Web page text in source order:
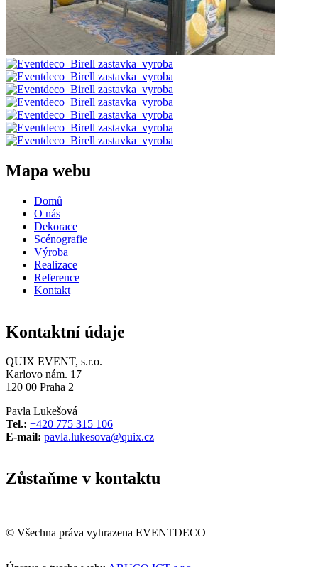
Mapa webu
Domů
O nás
Dekorace
Scénografie
Výroba
Realizace
Reference
Kontakt
Kontaktní údaje
QUIX EVENT, s.r.o.
Karlovo nám. 17
120 00 Praha 2
Pavla Lukešová
Tel.: +420 775 315 106
E-mail: pavla.lukesova@quix.cz
Zůstaňme v kontaktu
© Všechna práva vyhrazena EVENTDECO